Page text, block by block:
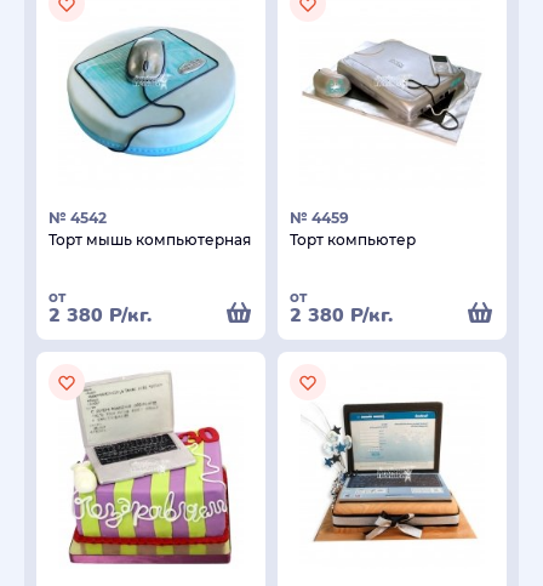
№ 4542
Торт мышь компьютерная
от
2 380 Р/кг.
№ 4459
Торт компьютер
от
2 380 Р/кг.